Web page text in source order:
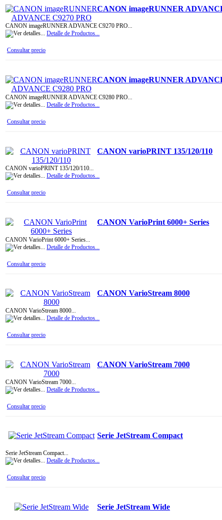
CANON imageRUNNER
CANON imageRUNNER ADVANCE C9270 PRO...
Detalle de Productos...
Consultar precio
CANON imageRUNNER
CANON imageRUNNER ADVANCE C9280 PRO...
Detalle de Productos...
Consultar precio
CANON varioPRINT 135/120/110
CANON varioPRINT 135/120/110...
Detalle de Productos...
Consultar precio
CANON VarioPrint 6000+ Series
CANON VarioPrint 6000+ Series...
Detalle de Productos...
Consultar precio
CANON VarioStream 8000
CANON VarioStream 8000...
Detalle de Productos...
Consultar precio
CANON VarioStream 7000
CANON VarioStream 7000...
Detalle de Productos...
Consultar precio
Serie JetStream Compact
Serie JetStream Compact...
Detalle de Productos...
Consultar precio
Serie JetStream Wide